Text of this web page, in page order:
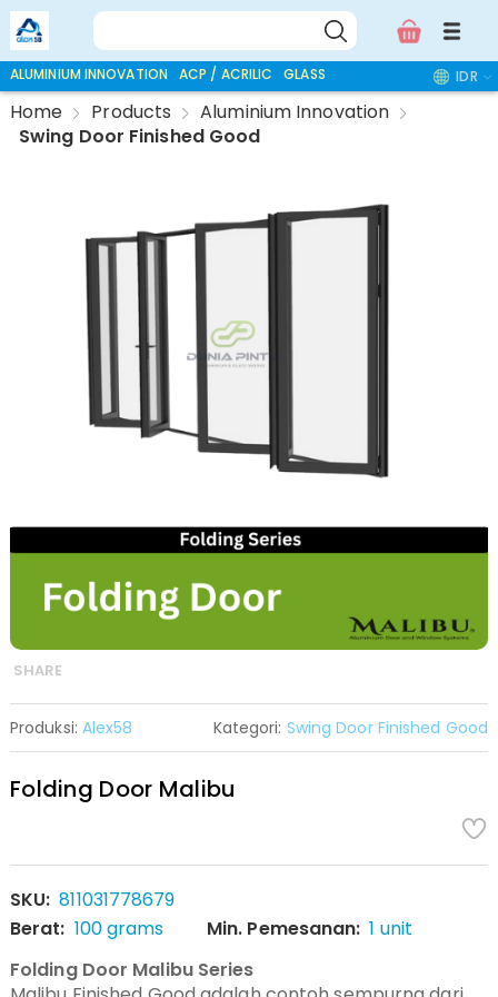
ALUMINIUM INNOVATION ACP / ACRILIC GLASS ACCESSORIES IDR
Home Products
Aluminium Innovation
Swing Door Finished Good
SHARE
Produksi: Alex58 Kategori: Swing Door Finished Good
Folding Door Malibu
SKU: 811031778679
Berat: 100 grams Min. Pemesanan: 1 unit
Folding Door Malibu Series